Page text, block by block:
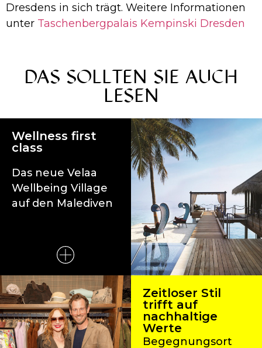
Dresdens in sich trägt. Weitere Informationen
unter Taschenbergpalais Kempinski Dresden
DAS SOLLTEN SIE AUCH
LESEN
Wellness first
class
Das neue Velaa
Wellbeing Village
auf den Malediven
Zeitloser Stil
trifft auf
nachhaltige
Werte
Begegnungsort